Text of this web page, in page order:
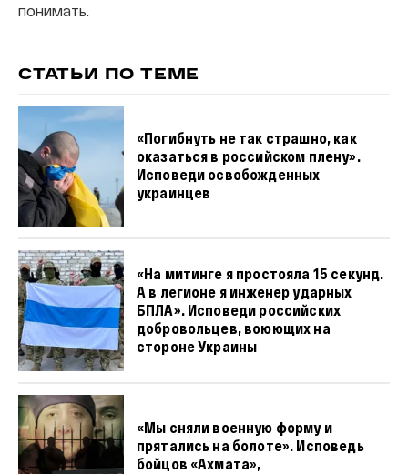
понимать.
СТАТЬИ ПО ТЕМЕ
«Погибнуть не так страшно, как
оказаться в российском плену».
Исповеди освобожденных
украинцев
«На митинге я простояла 15 секунд.
А в легионе я инженер ударных
БПЛА». Исповеди российских
добровольцев, воюющих на
стороне Украины
«Мы сняли военную форму и
прятались на болоте». Исповедь
бойцов «Ахмата»,